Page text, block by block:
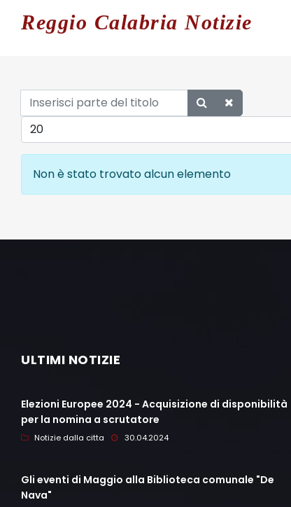
Reggio Calabria Notizie
Inserisci
parte
del
titolo
Visualizza #
Info
Non è stato trovato alcun elemento
ULTIMI NOTIZIE
Elezioni Europee 2024 - Acquisizione di disponibilità
per la nomina a scrutatore
Notizie dalla citta 30.04.2024
Gli eventi di Maggio alla Biblioteca comunale "De
Nava"